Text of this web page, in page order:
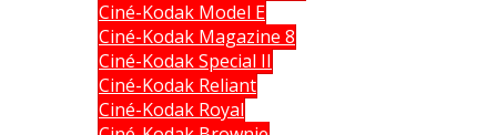
Ciné-Kodak Model E
Ciné-Kodak Magazine 8
Ciné-Kodak Special II
Ciné-Kodak Reliant
Ciné-Kodak Royal